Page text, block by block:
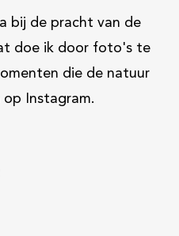
bij de pracht van de
doe ik door foto's te
die de natuur
Instagram.